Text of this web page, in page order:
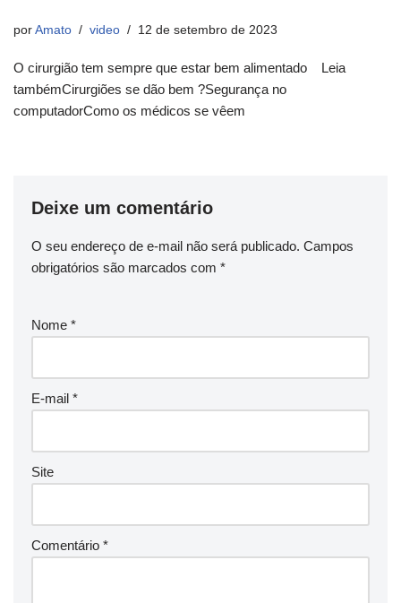
por Amato video 12 de setembro de 2023
O cirurgião tem sempre que estar bem alimentado Leia
tambémCirurgiões se dão bem ?Segurança no
computadorComo os médicos se vêem
Deixe um comentário
O seu endereço de e-mail não será publicado. Campos
obrigatórios são marcados com *
Nome *
E-mail *
Site
Comentário *